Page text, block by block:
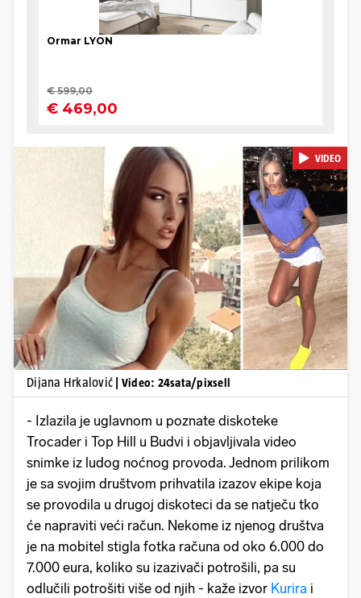
Pokretanje videa...
VIDEO
Dijana Hrkalović | Video: 24sata/pixsell
- Izlazila je uglavnom u poznate diskoteke
Trocader i Top Hill u Budvi i objavljivala video
snimke iz ludog noćnog provoda. Jednom prilikom
je sa svojim društvom prihvatila izazov ekipe koja
se provodila u drugoj diskoteci da se natječu tko
će napraviti veći račun. Nekome iz njenog društva
je na mobitel stigla fotka računa od oko 6.000 do
7.000 eura, koliko su izazivači potrošili, pa su
odlučili potrošiti više od njih - kaže izvor Kurira i